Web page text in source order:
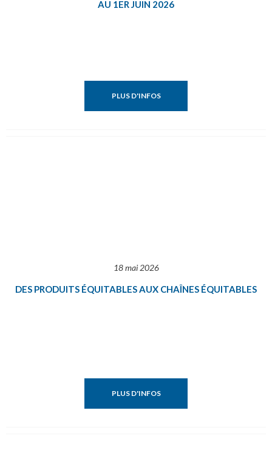
AU 1ER JUIN 2026
PLUS D'INFOS
18 mai 2026
DES PRODUITS ÉQUITABLES AUX CHAÎNES ÉQUITABLES
PLUS D'INFOS